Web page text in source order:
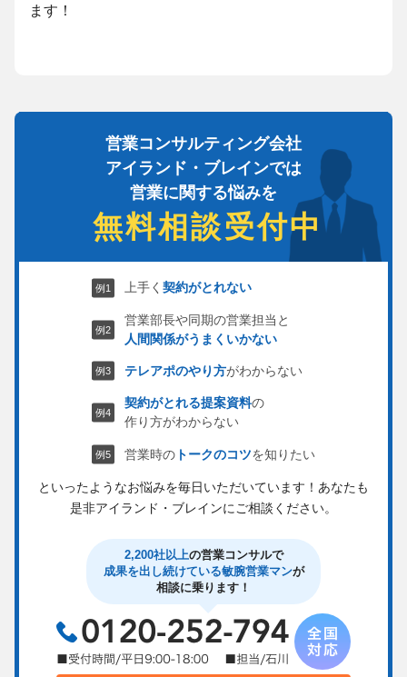
ます！
営業コンサルティング会社
アイランド・ブレインでは
営業に関する悩みを
無料相談受付中
上手く契約がとれない
営業部長や同期の営業担当と
人間関係がうまくいかない
テレアポのやり方がわからない
契約がとれる提案資料の
作り方がわからない
営業時の トークのコツを知りたい
といったようなお悩みを毎日いただいています！ あなたも
是非アイランド・ブレインにご相談ください。
2,200社以上の営業コンサルで
成果を出し続けている敏腕営業マンが
相談に乗ります！